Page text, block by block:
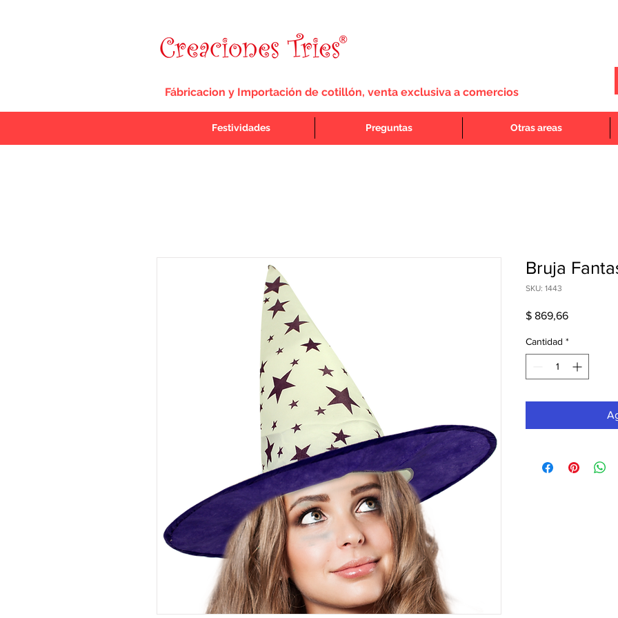
Fábricacion y Importación de cotillón, venta exclusiva a comercios
Festividades Preguntas Otras areas
Bruja
SKU: 1443
$ 869,66Precio
Cantidad *